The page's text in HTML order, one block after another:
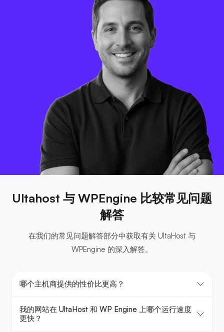
Ultahost 与 WPEngine 比较常见问题
解答
在我们的常见问题解答部分中获取有关 UltaHost 与
WPEngine 的深入解答。
哪个主机商提供的性价比更高？
我的网站在 UltaHost 和 WP Engine 上哪个运行速度
更快？